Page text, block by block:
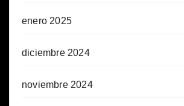
enero 2025
diciembre 2024
noviembre 2024